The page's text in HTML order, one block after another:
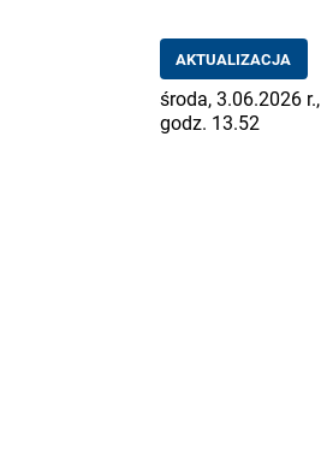
AKTUALIZACJA
środa, 3.06.2026 r.,
godz. 13.52